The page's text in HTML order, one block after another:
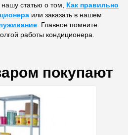
статью о том, Как правильно
или заказать в нашем
. Главное помните:
работы кондиционера.
покупают